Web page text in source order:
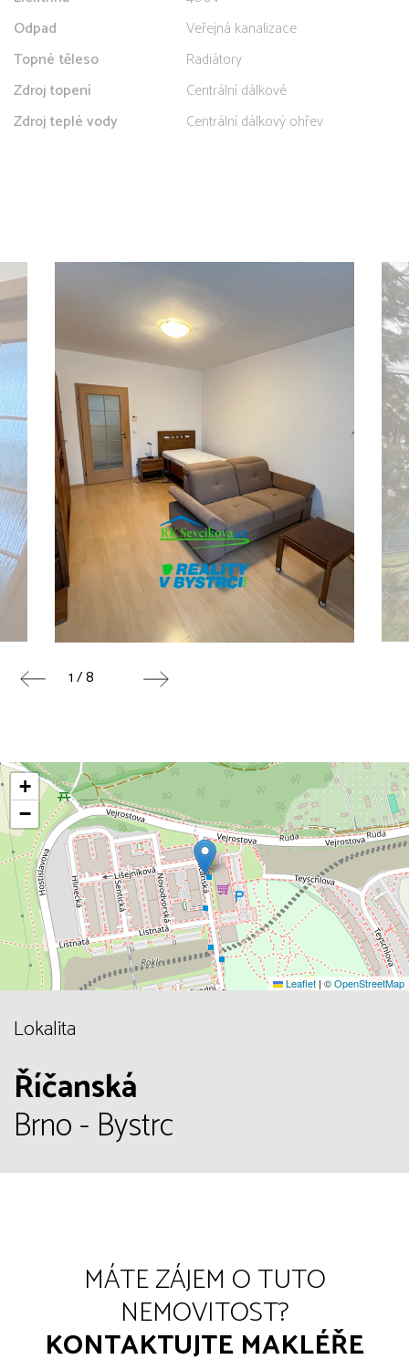
Odpad
Veřejná kanalizace
Topné těleso
Radiátory
Zdroj topení
Centrální dálkové
Zdroj teplé vody
Centrální dálkový ohřev
1 / 8
+
−
Leaflet | ©OpenStreetMap
Lokalita
Říčanská
Brno - Bystrc
MÁTE ZÁJEM O TUTO
NEMOVITOST?
KONTAKTUJTE MAKLÉŘE